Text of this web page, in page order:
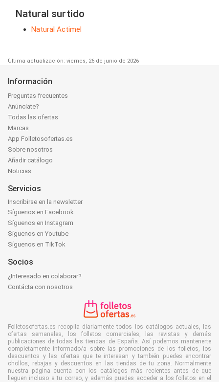
Natural surtido
Natural Actimel
Última actualización: viernes, 26 de junio de 2026
Información
Preguntas frecuentes
Anúnciate?
Todas las ofertas
Marcas
App Folletosofertas.es
Sobre nosotros
Añadir catálogo
Noticias
Servicios
Inscribirse en la newsletter
Síguenos en Facebook
Síguenos en Instagram
Síguenos en Youtube
Síguenos en TikTok
Socios
¿Interesado en colaborar?
Contácta con nosotros
Folletosofertas.es recopila diariamente todos los catálogos actuales, las
ofertas semanales, los folletos comerciales, las revistas y demás
publicaciones de todas las tiendas de España. Así podemos mantenerte
completamente informado/a sobre las promociones de los folletos, los
descuentos y las ofertas que te interesan y también puedes encontrar
chollos, rebajas y descuentos en las tiendas de tu zona. Normalmente
nuestra página cuenta con los catálogos más recientes antes de que
lleguen incluso a tu correo, y además puedes acceder a los folletos en el